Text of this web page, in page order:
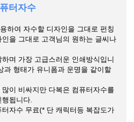
터자수
하여 자수할 디자인을 그대로 펀칭
을 그대로 고객님의 원하는 글씨나
며 가장 고급스러운 인쇄방식입니
과 형태가 유니폼과 운명을 같이할
이 비싸지만 다복은 컴퓨터자수를
됩니다.
자수 무료(* 단 캐릭터등 복잡도가